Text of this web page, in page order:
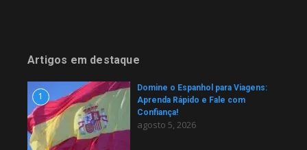
Artigos em destaque
1
Domine o Espanhol para Viagens:
Aprenda Rápido e Fale com
Confiança!
agosto 5, 2026